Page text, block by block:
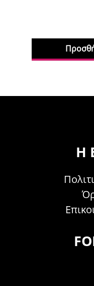
Προσθήκη στο
Η